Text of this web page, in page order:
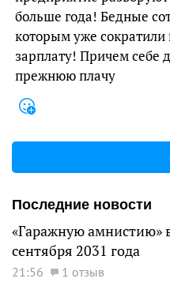
больше года! Бедные
которым уже сократили
зарплату! Причем себе
прежнюю плачу
Последние новости
«Гаражную амнистию»
сентября 2031 года
21:56 1 отзыв